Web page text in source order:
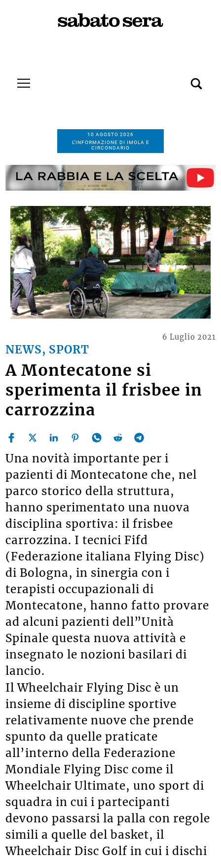
10 AGOSTO 2026
L’INFORMAZIONE DI IMOLA E
CIRCONDARIO
NEWS, SPORT
6 Luglio 2021
A Montecatone si
sperimenta il frisbee in
carrozzina
Una novità importante per i
pazienti di Montecatone che, nel
parco storico della struttura,
hanno sperimentato una nuova
disciplina sportiva: il frisbee
carrozzina. I tecnici Fifd
(Federazione italiana Flying Disc)
di Bologna, in sinergia con i
terapisti occupazionali di
Montecatone, hanno fatto provare
ad alcuni pazienti dell”Unità
Spinale questa nuova attività e
insegnato le nozioni basilari di
lancio.
Il Wheelchair Flying Disc è un
insieme di discipline sportive
relativamente nuove che prende
spunto da quelle praticate
all’interno della Federazione
Mondiale Flying Disc come il
Wheelchair Ultimate, uno sport di
squadra in cui i partecipanti
devono passarsi la palla con regole
simili a quelle del basket, il
Wheelchair Disc Golf in cui i dischi